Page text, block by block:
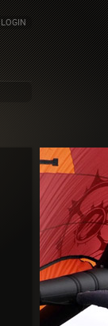
LOGIN